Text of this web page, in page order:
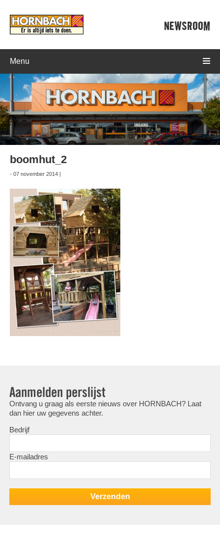
NEWSROOM
Menu
boomhut_2
- 07 november 2014 |
Aanmelden perslijst
Ontvang u graag als eerste nieuws over HORNBACH? Laat
dan hier uw gegevens achter.
Bedrijf
E-mailadres